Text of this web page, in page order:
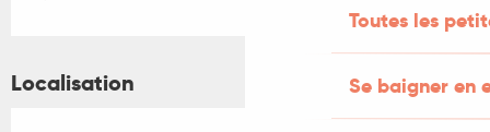
Toutes les
Se baigner en
Localisation